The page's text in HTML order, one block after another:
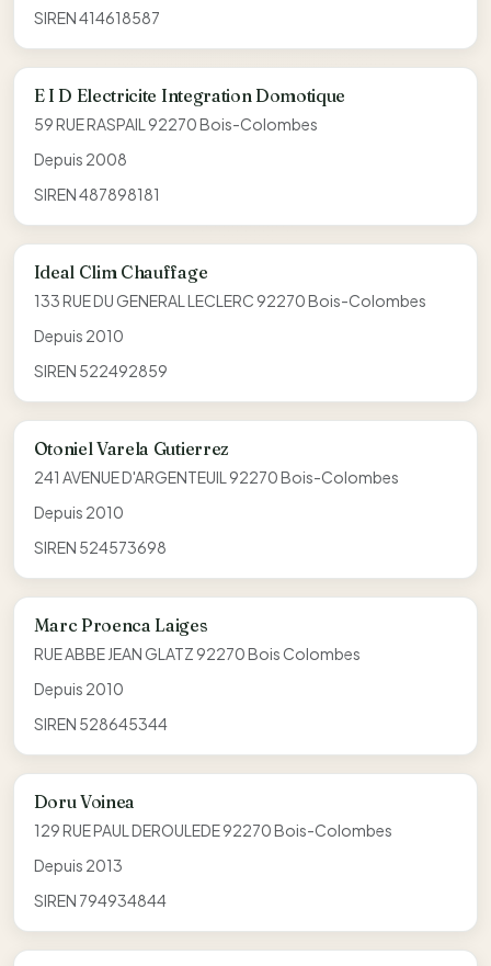
SIREN 414618587
E I D Electricite Integration Domotique
59 RUE RASPAIL 92270 Bois-Colombes
Depuis 2008
SIREN 487898181
Ideal Clim Chauffage
133 RUE DU GENERAL LECLERC 92270 Bois-Colombes
Depuis 2010
SIREN 522492859
Otoniel Varela Gutierrez
241 AVENUE D'ARGENTEUIL 92270 Bois-Colombes
Depuis 2010
SIREN 524573698
Marc Proenca Laiges
RUE ABBE JEAN GLATZ 92270 Bois Colombes
Depuis 2010
SIREN 528645344
Doru Voinea
129 RUE PAUL DEROULEDE 92270 Bois-Colombes
Depuis 2013
SIREN 794934844